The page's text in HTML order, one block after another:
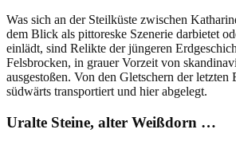
Was sich an der Steilküste zwischen
dem Blick als pittoreske Szenerie darbietet
einlädt, sind Relikte der jüngeren
Felsbrocken, in grauer Vorzeit von
ausgestoßen. Von den Gletschern der letzten
südwärts transportiert und hier abgelegt.
Uralte Steine, alter Weißdorn …